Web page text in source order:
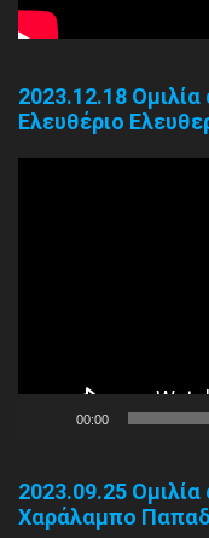
2023.12.18
Ελευθέριο
00:00
2023.09.25
Χαράλαμπο